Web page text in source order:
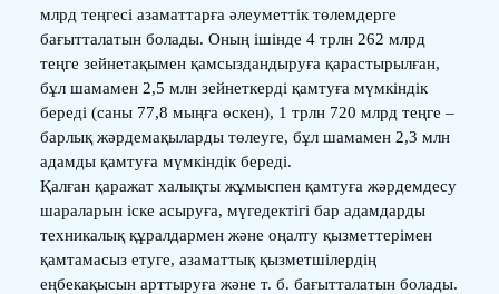
млрд теңгесі азаматтарға әлеуметтік төлемдерге
бағытталатын болады. Оның ішінде 4 трлн 262 млрд
теңге зейнетақымен қамсыздандыруға қарастырылған,
бұл шамамен 2,5 млн зейнеткерді қамтуға мүмкіндік
береді (саны 77,8 мыңға өскен), 1 трлн 720 млрд теңге –
барлық жәрдемақыларды төлеуге, бұл шамамен 2,3 млн
адамды қамтуға мүмкіндік береді.
Қалған қаражат халықты жұмыспен қамтуға жәрдемдесу
шараларын іске асыруға, мүгедектігі бар адамдарды
техникалық құралдармен және оңалту қызметтерімен
қамтамасыз етуге, азаматтық қызметшілердің
еңбекақысын арттыруға және т. б. бағытталатын болады.